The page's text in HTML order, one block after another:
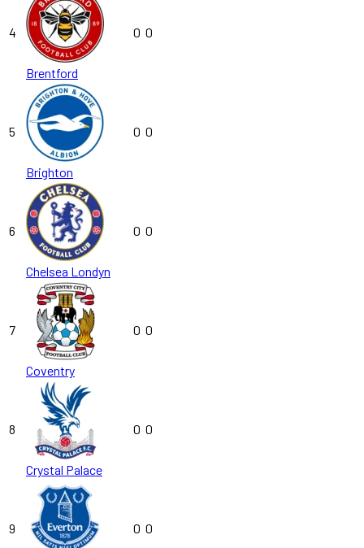
4
Brentford
0 0
5
Brighton
0 0
6
Chelsea Londyn
0 0
7
Coventry
0 0
8
Crystal Palace
0 0
9 0 0